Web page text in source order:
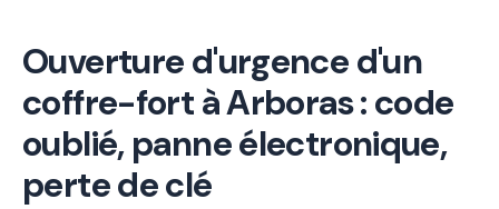
Ouverture d'urgence d'un
coffre-fort à Arboras : code
oublié, panne électronique,
perte de clé